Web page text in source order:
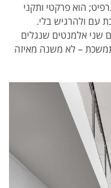
הוא פרקטי ותקני
עם ולהרגיש בלי.
אלמנטים שנגלים
– לא משנה מאיזה